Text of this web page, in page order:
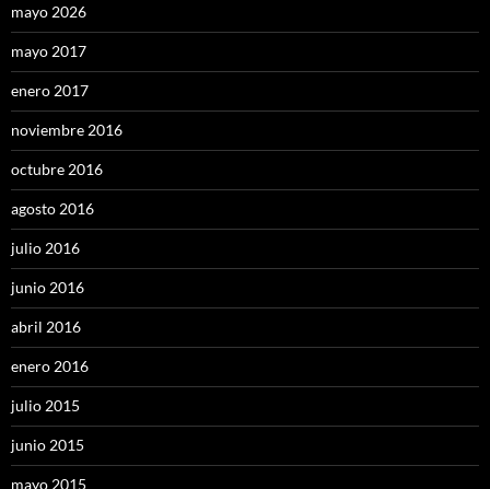
mayo 2026
mayo 2017
enero 2017
noviembre 2016
octubre 2016
agosto 2016
julio 2016
junio 2016
abril 2016
enero 2016
julio 2015
junio 2015
mayo 2015